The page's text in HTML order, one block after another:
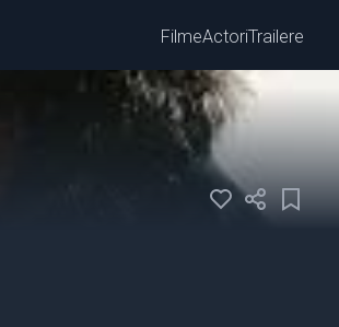
FilmeActoriTrailere